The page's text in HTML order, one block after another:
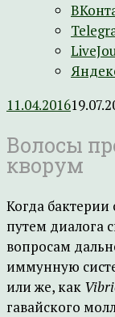
11.04.2016
Волосы
кворум
Когда
путем диалога
вопросам
иммунную
или же, как
гавайского